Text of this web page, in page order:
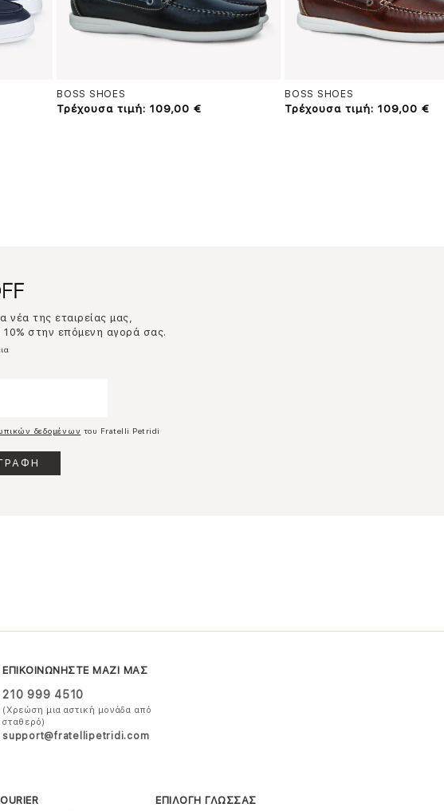
BOSS SHOES
Τρέχουσα τιμή: 109,00 €
BOSS SHOES
Τρέχουσα τιμή: 109,00 €
της εταιρείας μας,
στην επόμενη αγορά σας.
δεδομένων του Fratelli Petridi
ΕΠΙΚΟΙΝΩΝΗΣΤΕ ΜΑΖΙ ΜΑΣ
210 999 4510
(Χρεώση μια αστική μονάδα από
σταθερό)
support@fratellipetridi.com
ΕΠΙΛΟΓΗ ΓΛΩΣΣΑΣ